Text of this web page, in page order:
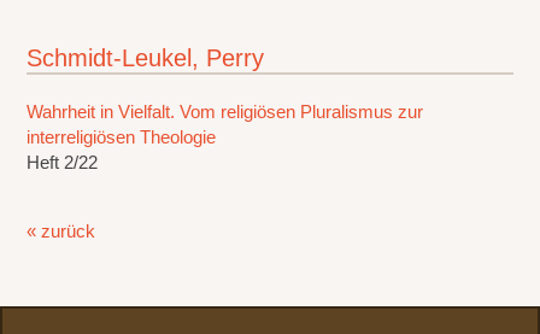
Schmidt-Leukel, Perry
Wahrheit in Vielfalt. Vom religiösen Pluralismus zur
interreligiösen Theologie
Heft 2/22
« zurück